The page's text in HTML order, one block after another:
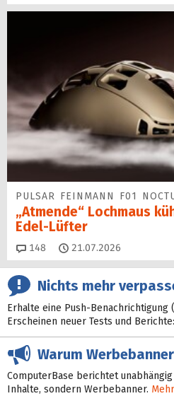
PULSAR FEINMANN F01
„Atmende“ Lochmaus
Edel-Lüfter
148 Kommentare
21.07.2026
Nichts mehr
Erhalte eine Push-
Erscheinen neuer Tests und Berichte:
Warum
ComputerBase berichtet
Inhalte, sondern Werbebanner.